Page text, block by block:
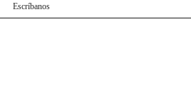
Escríbanos